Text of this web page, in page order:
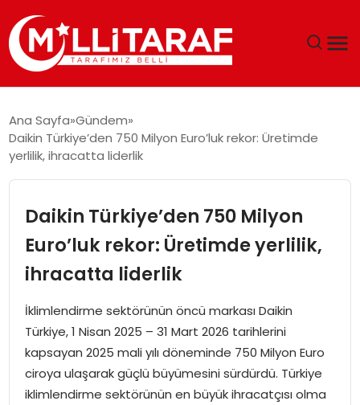
ÖZEL SAYFALAR
SPOR
SIYASET
MAGAZIN
Ana Sayfa Gündem
Daikin Türkiye’den 750 Milyon Euro’luk rekor: Üretimde
yerlilik, ihracatta liderlik
Daikin Türkiye’den 750 Milyon
Euro’luk rekor: Üretimde yerlilik,
ihracatta liderlik
İklimlendirme sektörünün öncü markası Daikin
Türkiye, 1 Nisan 2025 – 31 Mart 2026 tarihlerini
kapsayan 2025 mali yılı döneminde 750 Milyon Euro
ciroya ulaşarak güçlü büyümesini sürdürdü. Türkiye
iklimlendirme sektörünün en büyük ihracatçısı olma